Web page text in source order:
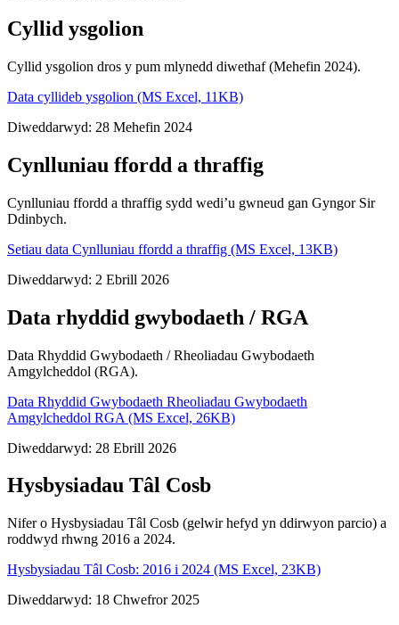
Cyllid ysgolion
Cyllid ysgolion dros y pum mlynedd diwethaf (Mehefin 2024).
Data cyllideb ysgolion (MS Excel, 11KB)
Diweddarwyd: 28 Mehefin 2024
Cynlluniau ffordd a thraffig
Cynlluniau ffordd a thraffig sydd wedi’u gwneud gan Gyngor Sir
Ddinbych.
Setiau data Cynlluniau ffordd a thraffig (MS Excel, 13KB)
Diweddarwyd: 2 Ebrill 2026
Data rhyddid gwybodaeth / RGA
Data Rhyddid Gwybodaeth / Rheoliadau Gwybodaeth
Amgylcheddol (RGA).
Data Rhyddid Gwybodaeth Rheoliadau Gwybodaeth
Amgylcheddol RGA (MS Excel, 26KB)
Diweddarwyd: 28 Ebrill 2026
Hysbysiadau Tâl Cosb
Nifer o Hysbysiadau Tâl Cosb (gelwir hefyd yn ddirwyon parcio) a
roddwyd rhwng 2016 a 2024.
Hysbysiadau Tâl Cosb: 2016 i 2024 (MS Excel, 23KB)
Diweddarwyd: 18 Chwefror 2025